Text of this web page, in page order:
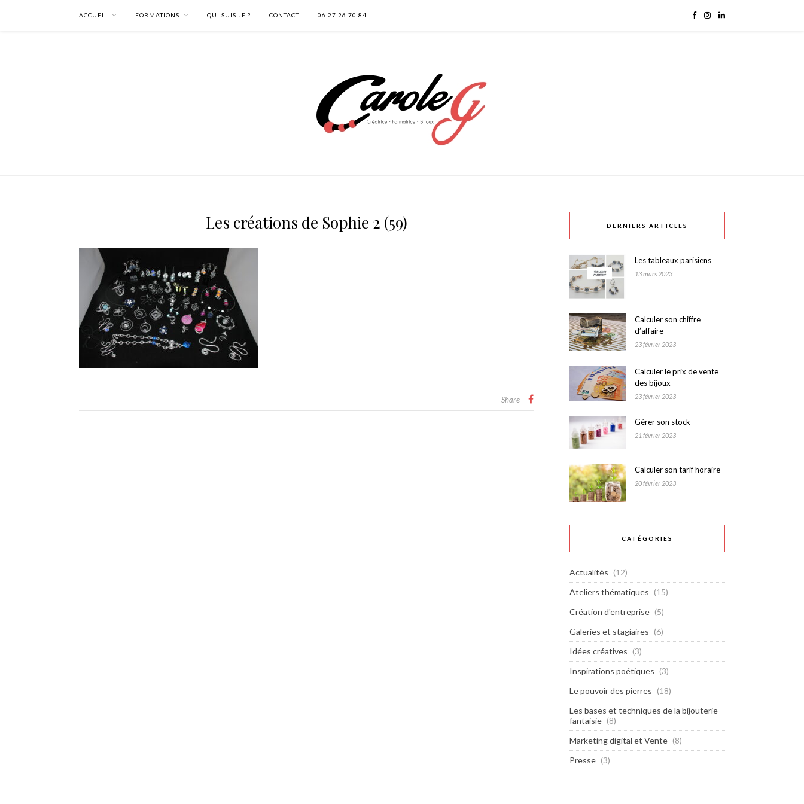
ACCUEIL FORMATIONS QUI SUIS JE ? CONTACT 06 27 26 70 84
Les créations de Sophie 2 (59)
Share
DERNIERS ARTICLES
Les tableaux parisiens
13 mars 2023
Calculer son chiffre
d’affaire
23 février 2023
Calculer le prix de vente
des bijoux
23 février 2023
Gérer son stock
21 février 2023
Calculer son tarif horaire
20 février 2023
CATÉGORIES
Actualités (12)
Ateliers thématiques (15)
Création d'entreprise (5)
Galeries et stagiaires (6)
Idées créatives (3)
Inspirations poétiques (3)
Le pouvoir des pierres (18)
Les bases et techniques de la bijouterie
fantaisie (8)
Marketing digital et Vente (8)
Presse (3)